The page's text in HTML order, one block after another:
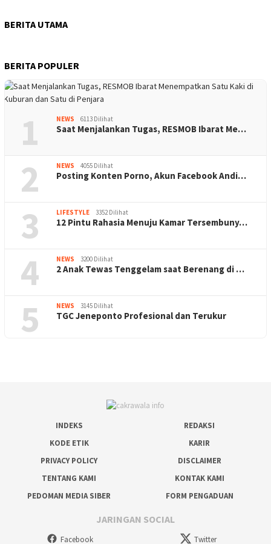
BERITA UTAMA
BERITA POPULER
1 NEWS 6113 Dilihat
Saat Menjalankan Tugas, RESMOB Ibarat Me…
2 NEWS 4055 Dilihat
Posting Konten Porno, Akun Facebook Andi…
3 LIFESTYLE 3352 Dilihat
12 Pintu Rahasia Menuju Kamar Tersembuny…
4 NEWS 3200 Dilihat
2 Anak Tewas Tenggelam saat Berenang di …
5 NEWS 3145 Dilihat
TGC Jeneponto Profesional dan Terukur
INDEKS
REDAKSI
KODE ETIK
KARIR
PRIVACY POLICY
DISCLAIMER
TENTANG KAMI
KONTAK KAMI
PEDOMAN MEDIA SIBER
FORM PENGADUAN
JARINGAN SOCIAL
Facebook Twitter